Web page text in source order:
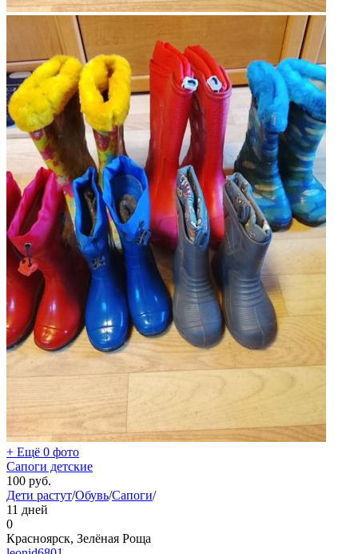
+ Ещё 0 фото
Сапоги детские
100 руб.
Дети растут/Обувь/Сапоги/
11 дней
0
Красноярск, Зелёная Роща